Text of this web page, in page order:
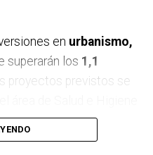
en urbanismo,
superarán los 1,1
proyectos previstos se
y modernizar
a demandas